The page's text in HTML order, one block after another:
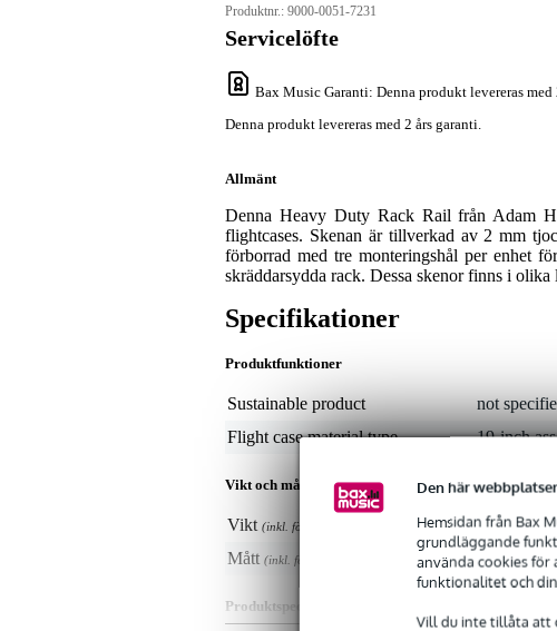
Den här
Hemsidan från Bax
grundläggande
använda cookies
funktionalitet och
Vill du inte tillåta att
Produktnr.: 9000-0051-7231
Servicelöfte
Bax Music Garanti: Denna produkt levereras med
Denna produkt levereras med 2 års garanti.
Allmänt
Denna Heavy Duty Rack Rail från Adam
flightcases. Skenan är tillverkad av 2 mm
förborrad med tre monteringshål per enhet
skräddarsydda rack. Dessa skenor finns i
Specifikationer
Produktfunktioner
Sustainable product
not
Flight case material type
19-inch
Vikt och mått inkluderar förpackning
Vikt (inkl. förpackning)
2,0 kg
Mått (inkl. förpackning) 80,0 x 3,0
Produktspecifikationer